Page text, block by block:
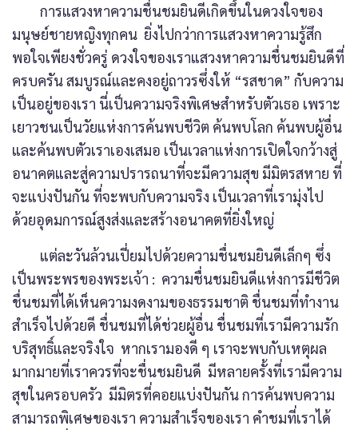
การแสวงหาความชื่นชมยินดีเกิดขึ้นในดวงใจของ
มนุษย์ชายหญิงทุกคน ยิ่งไปกว่าการแสวงหาความรู้สึก
พอใจเพียงชั่วครู่ ดวงใจของเราแสวงหาความชื่นชมยินดีที่
ครบครัน สมบูรณ์และคงอยู่ถาวรซึ่งให้ “รสชาด” กับความ
เป็นอยู่ของเรา นี่เป็นความจริงพิเศษสำหรับตัวเธอ เพราะ
เยาวชนเป็นวัยแห่งการค้นพบชีวิต ค้นพบโลก ค้นพบผู้อื่น
และค้นพบตัวเราเองเสมอ เป็นเวลาแห่งการเปิดใจกว้างสู่
อนาคตและสู่ความปรารถนาที่จะมีความสุข มีมิตรสหาย ที่
จะแบ่งปันกัน ที่จะพบกับความจริง เป็นเวลาที่เรามุ่งไป
ด้วยอุดมการณ์สูงส่งและสร้างอนาคตที่ยิ่งใหญ่
แต่ละวันล้วนเปี่ยมไปด้วยความชื่นชมยินดีเล็กๆ ซึ่ง
เป็นพระพรของพระเจ้า : ความชื่นชมยินดีแห่งการมีชีวิต
ชื่นชมที่ได้เห็นความงดงามของธรรมชาติ ชื่นชมที่ทำงาน
สำเร็จไปด้วยดี ชื่นชมที่ได้ช่วยผู้อื่น ชื่นชมที่เรามีความรัก
บริสุทธิ์และจริงใจ หากเรามองดี ๆ เราจะพบกับเหตุผล
มากมายที่เราควรที่จะชื่นชมยินดี มีหลายครั้งที่เรามีความ
สุขในครอบครัว มีมิตรที่คอยแบ่งปันกัน การค้นพบความ
สามารถพิเศษของเรา ความสำเร็จของเรา คำชมที่เราได้